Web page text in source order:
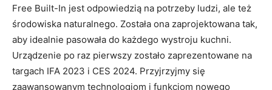
Free Built-In jest odpowiedzią na potrzeby ludzi, ale też
środowiska naturalnego. Została ona zaprojektowana tak,
aby idealnie pasowała do każdego wystroju kuchni.
Urządzenie po raz pierwszy zostało zaprezentowane na
targach IFA 2023 i CES 2024. Przyjrzyjmy się
zaawansowanym technologiom i funkcjom nowego